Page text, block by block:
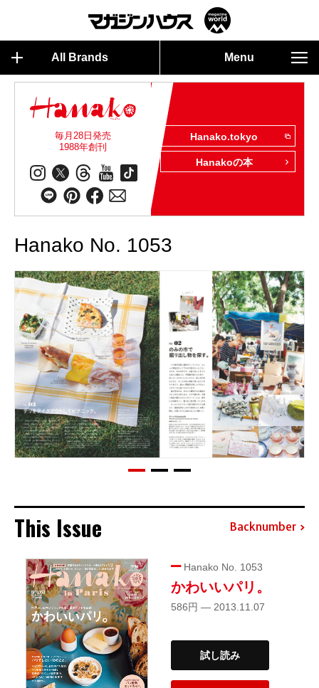
All Brands Menu
毎月28日発売
1988年創刊
Hanako.tokyo
Hanakoの本
Hanako No. 1053
This Issue Backnumber
Hanako No. 1053
かわいいパリ。
586円 — 2013.11.07
試し読み